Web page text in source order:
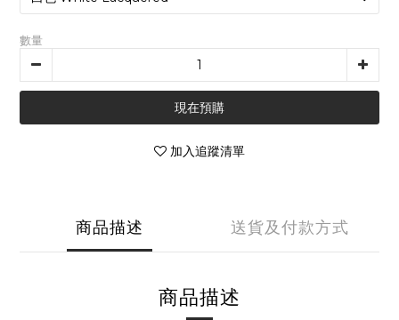
數量
現在預購
加入追蹤清單
商品描述 送貨及付款方式
商品描述